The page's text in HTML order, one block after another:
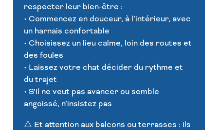
respecter leur bien-être :
• Commencez en douceur, à l’intérieur, avec
un harnais confortable
• Choisissez un lieu calme, loin des routes et
des foules
• Laissez votre chat décider du rythme et
du trajet
• S’il ne veut pas avancer ou semble
angoissé, n’insistez pas
⚠️ Et attention aux balcons ou terrasses : ils